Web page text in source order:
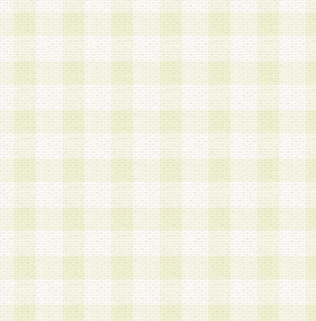
を付与します。
3.会員は、会員登録の際に申告する登録情報の全
いかなる虚偽の申告をも行ってはならないものと
4.会員は、複数のログインＩＤおよびパスワード
いものとします。
第4条 ログインIDおよびパスワードの管理
1.会員は、会員登録後、本サイト内にて本サービ
加する際には、前条に基づき当社から付与された
スワードを使用するものとします。
2.登録の際に当社が付与したログインIDおよびパ
の使用に関しては、全て会員本人がその責任を負
3.会員は、当社から付与されたログインIDおよび
貸与、名義変更、売買その他形態を問わず第三者
ならないものとします。